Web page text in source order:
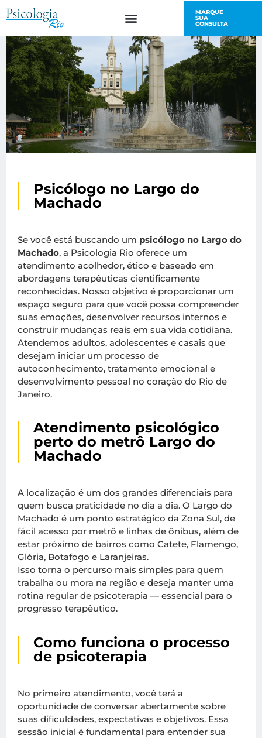
MARQUE
SUA
CONSULTA
Psicólogo no Largo do
Machado
Se você está buscando um psicólogo no Largo do
Machado, a Psicologia Rio oferece um
atendimento acolhedor, ético e baseado em
abordagens terapêuticas cientificamente
reconhecidas. Nosso objetivo é proporcionar um
espaço seguro para que você possa compreender
suas emoções, desenvolver recursos internos e
construir mudanças reais em sua vida cotidiana.
Atendemos adultos, adolescentes e casais que
desejam iniciar um processo de
autoconhecimento, tratamento emocional e
desenvolvimento pessoal no coração do Rio de
Janeiro.
Atendimento psicológico
perto do metrô Largo do
Machado
A localização é um dos grandes diferenciais para
quem busca praticidade no dia a dia. O Largo do
Machado é um ponto estratégico da Zona Sul, de
fácil acesso por metrô e linhas de ônibus, além de
estar próximo de bairros como Catete, Flamengo,
Glória, Botafogo e Laranjeiras.
Isso torna o percurso mais simples para quem
trabalha ou mora na região e deseja manter uma
rotina regular de psicoterapia — essencial para o
progresso terapêutico.
Como funciona o processo
de psicoterapia
No primeiro atendimento, você terá a
oportunidade de conversar abertamente sobre
suas dificuldades, expectativas e objetivos. Essa
sessão inicial é fundamental para entender sua